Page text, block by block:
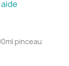
pinceau